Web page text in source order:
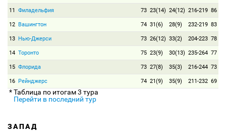
11 Филадельфия 73 23(14) 24(12) 216-219 86
12 Вашингтон 74 31(6) 28(9) 232-219 83
13 Нью-Джерси 73 26(12) 33(2) 204-223 78
14 Торонто 75 23(9) 30(13) 235-264 77
15 Флорида 73 27(8) 35(3) 216-244 73
16 Рейнджерс 74 21(9) 35(9) 211-232 69
* Таблица по итогам 3 тура
Перейти в последний тур
ЗАПАД